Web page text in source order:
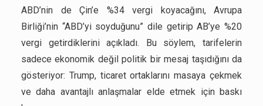
ABD’nin de Çin’e %34 vergi koyacağını, Avrupa
Birliği’nin “ABD’yi soyduğunu” dile getirip AB’ye %20
vergi getirdiklerini açıkladı. Bu söylem, tarifelerin
sadece ekonomik değil politik bir mesaj taşıdığını da
gösteriyor: Trump, ticaret ortaklarını masaya çekmek
ve daha avantajlı anlaşmalar elde etmek için baskı